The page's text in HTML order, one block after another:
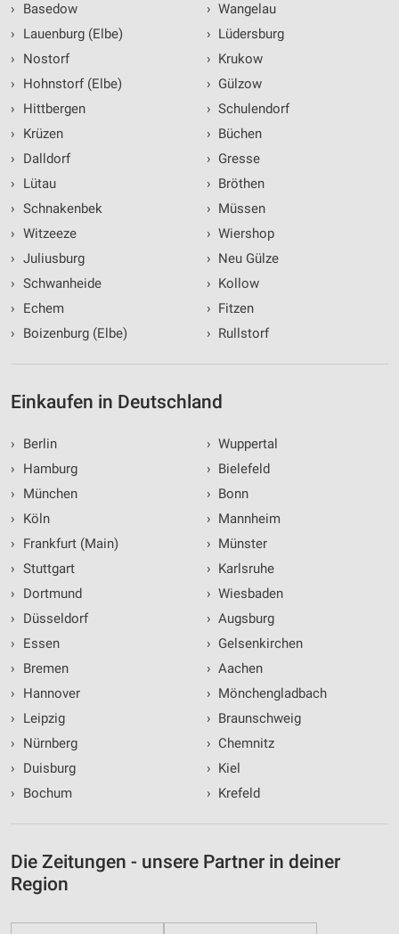
›
Basedow
›
Lauenburg (Elbe)
›
Nostorf
›
Hohnstorf (Elbe)
›
Hittbergen
›
Krüzen
›
Dalldorf
›
Lütau
› Schnakenbek
› Witzeeze
› Juliusburg
› Schwanheide
›
Echem
›
Boizenburg (Elbe)
› Wangelau
› Lüdersburg
› Krukow
› Gülzow
› Schulendorf
› Büchen
› Gresse
› Bröthen
› Müssen
› Wiershop
› Neu Gülze
› Kollow
› Fitzen
› Rullstorf
Einkaufen in Deutschland
›
Berlin
›
Hamburg
›
München
›
Köln
›
Frankfurt (Main)
› Stuttgart
›
Dortmund
›
Düsseldorf
›
Essen
›
Bremen
›
Hannover
›
Leipzig
›
Nürnberg
›
Duisburg
›
Bochum
› Wuppertal
› Bielefeld
› Bonn
› Mannheim
› Münster
› Karlsruhe
› Wiesbaden
› Augsburg
› Gelsenkirchen
› Aachen
› Mönchengladbach
› Braunschweig
› Chemnitz
› Kiel
› Krefeld
Die Zeitungen - unsere Partner in deiner
Region